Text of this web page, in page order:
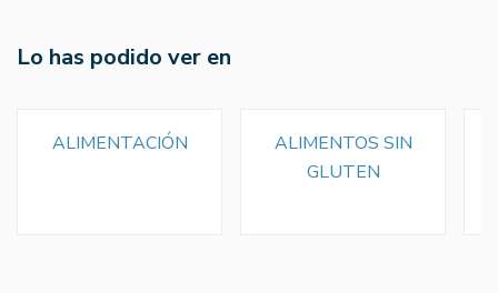
Lo has podido ver en
ALIMENTACIÓN
ALIMENTOS SIN
GLUTEN